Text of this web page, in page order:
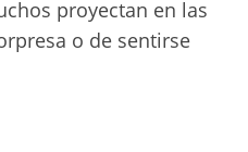
proyectan en las
o de sentirse